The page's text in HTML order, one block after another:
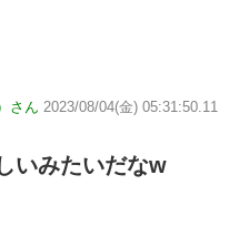
さん 2023/08/04(金) 05:31:50.11
いみたいだなw